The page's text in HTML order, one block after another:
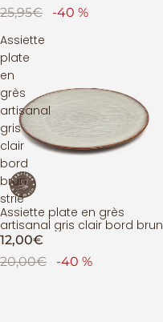
25,95€
-40 %
Assiette
plate
en
grès
artisanal
gris
clair
bord
brun
strié
ÉPUISÉ
Assiette plate en grès
artisanal gris clair bord brun
strié
12,00€
20,00€
-40 %